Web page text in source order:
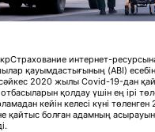
интернет-
қауымдастығының (ABI)
2020 жылы Covid-19-дан
қолдау үшін ең ірі
кейін келесі күні
қайтыс болған адамның